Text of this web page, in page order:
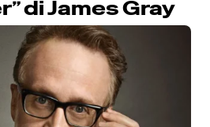
di James Gray